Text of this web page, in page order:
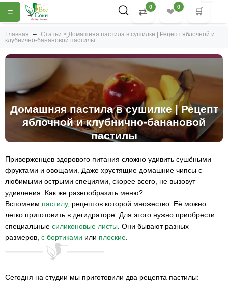
= ⇄ 0 ❤ 0 🛒
Главная
Статьи > Домашняя пастила в сушилке | Рецепт яблочной и
клубнично-банановой пастилы
Домашняя пастила в сушилке | Рецепт
яблочной и клубнично-банановой
пастилы
Приверженцев здорового питания сложно удивить сушёными
фруктами и овощами. Даже хрустящие домашние чипсы с
любимыми острыми специями, скорее всего, не вызовут
удивления. Как же разнообразить меню?
Вспомним пастилу, рецептов которой множество. Её можно
легко приготовить в дегидраторе. Для этого нужно приобрести
специальные силиконовые листы . Они бывают разных
размеров, с бортиками или плоские
Сегодня на студии мы приготовили два рецепта пастилы: